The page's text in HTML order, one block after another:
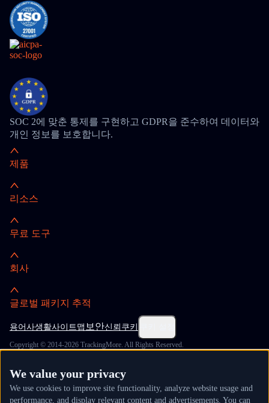
SOC 2에 맞춘 통제를 구현하고 GDPR을 준수하여 데이터와
개인 정보를 보호합니다.
제품
리소스
무료 도구
회사
글로벌 패키지 추적
용어 사생활사이트맵 보안신뢰 쿠키
Copyright © 2014-2026 TrackingMore. All Rights Reserved.
We value your privacy
We use cookies to improve site functionality, analyze website usage and
performance, and display relevant content and advertisements. You can